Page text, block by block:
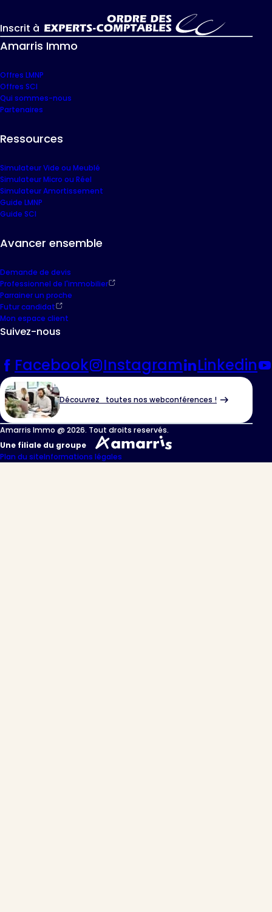
Inscrit à
Amarris Immo
Offres LMNP
Offres SCI
Qui sommes-nous
Partenaires
Ressources
Simulateur Vide ou Meublé
Simulateur Micro ou Réel
Simulateur Amortissement
Guide LMNP
Guide SCI
Avancer ensemble
Demande de devis
Professionnel de l'immobilier
Parrainer un proche
Futur candidat
Mon espace client
Suivez-nous
Facebook Instagram Linkedin
Découvrez toutes nos webconférences !
Amarris Immo @ 2026. Tout droits reservés.
Une filiale du groupe
Plan du siteInformations légales